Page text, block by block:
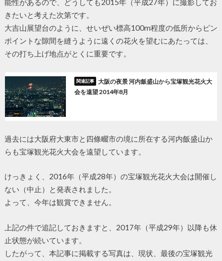
能性があるので、どうしても2015年（平成27年）に撮影してお
きたいと考えた次第です。
大吉山展望台のように、せいぜい標高100m程度の低所からピン
ポイントな隙間を縫うように遠くの花火を望むにあたっては、
その打ち上げ地点がとくに重要です。
大阪の夜景 河内飯盛山から宝塚観光花火大
会を遠望 2014年8月
過去には大阪府大東市と四條畷市の境に所在する河内飯盛山か
らも宝塚観光花火大会を遠望しています。
けっきょく、2016年（平成28年）の宝塚観光花火大会は開催し
ない（中止）と発表されました。
よって、今年は観賞できません。
上記の件で追記しておきますと、2017年（平成29年）以降も休
止状態が続いています。
したがって、本記事に掲載する写真は、現状、最後の宝塚観光